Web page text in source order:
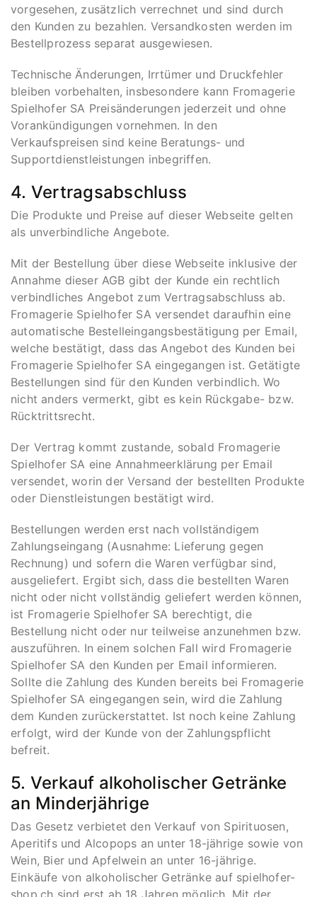
vorgesehen, zusätzlich verrechnet und sind durch
den Kunden zu bezahlen. Versandkosten werden im
Bestellprozess separat ausgewiesen.
Technische Änderungen, Irrtümer und Druckfehler
bleiben vorbehalten, insbesondere kann Fromagerie
Spielhofer SA Preisänderungen jederzeit und ohne
Vorankündigungen vornehmen. In den
Verkaufspreisen sind keine Beratungs- und
Supportdienstleistungen inbegriffen.
4. Vertragsabschluss
Die Produkte und Preise auf dieser Webseite gelten
als unverbindliche Angebote.
Mit der Bestellung über diese Webseite inklusive der
Annahme dieser AGB gibt der Kunde ein rechtlich
verbindliches Angebot zum Vertragsabschluss ab.
Fromagerie Spielhofer SA versendet daraufhin eine
automatische Bestelleingangsbestätigung per Email,
welche bestätigt, dass das Angebot des Kunden bei
Fromagerie Spielhofer SA eingegangen ist. Getätigte
Bestellungen sind für den Kunden verbindlich. Wo
nicht anders vermerkt, gibt es kein Rückgabe- bzw.
Rücktrittsrecht.
Der Vertrag kommt zustande, sobald Fromagerie
Spielhofer SA eine Annahmeerklärung per Email
versendet, worin der Versand der bestellten Produkte
oder Dienstleistungen bestätigt wird.
Bestellungen werden erst nach vollständigem
Zahlungseingang (Ausnahme: Lieferung gegen
Rechnung) und sofern die Waren verfügbar sind,
ausgeliefert. Ergibt sich, dass die bestellten Waren
nicht oder nicht vollständig geliefert werden können,
ist Fromagerie Spielhofer SA berechtigt, die
Bestellung nicht oder nur teilweise anzunehmen bzw.
auszuführen. In einem solchen Fall wird Fromagerie
Spielhofer SA den Kunden per Email informieren.
Sollte die Zahlung des Kunden bereits bei Fromagerie
Spielhofer SA eingegangen sein, wird die Zahlung
dem Kunden zurückerstattet. Ist noch keine Zahlung
erfolgt, wird der Kunde von der Zahlungspflicht
befreit.
5. Verkauf alkoholischer Getränke
an Minderjährige
Das Gesetz verbietet den Verkauf von Spirituosen,
Aperitifs und Alcopops an unter 18-jährige sowie von
Wein, Bier und Apfelwein an unter 16-jährige.
Einkäufe von alkoholischer Getränke auf spielhofer-
shop.ch sind erst ab 18 Jahren möglich. Mit der